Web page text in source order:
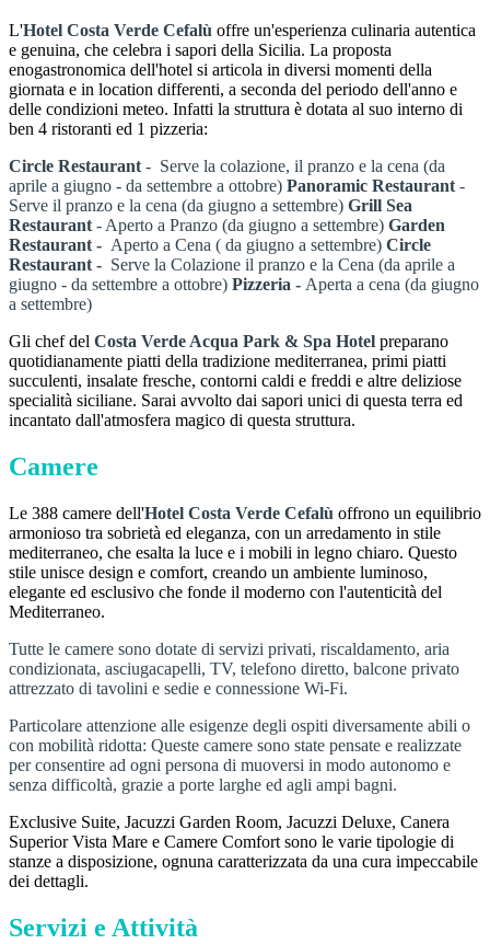
L'Hotel Costa Verde Cefalù offre un'esperienza culinaria autentica
e genuina, che celebra i sapori della Sicilia. La proposta
enogastronomica dell'hotel si articola in diversi momenti della
giornata e in location differenti, a seconda del periodo dell'anno e
delle condizioni meteo. Infatti la struttura è dotata al suo interno di
ben 4 ristoranti ed 1 pizzeria:
Circle Restaurant- Serve la colazione, il pranzo e la cena (da
aprile a giugno - da settembre a ottobre) Panoramic Restaurant-
Serve il pranzo e la cena (da giugno a settembre) Grill Sea
Restaurant- Aperto a Pranzo (da giugno a settembre) Garden
Restaurant - Aperto a Cena ( da giugno a settembre) Circle
Restaurant - Serve la Colazione il pranzo e la Cena (da aprile a
giugno - da settembre a ottobre) Pizzeria - Aperta a cena (da giugno
a settembre)
Gli chef del Costa Verde Acqua Park & Spa Hotel preparano
quotidianamente piatti della tradizione mediterranea, primi piatti
succulenti, insalate fresche, contorni caldi e freddi e altre deliziose
specialità siciliane. Sarai avvolto dai sapori unici di questa terra ed
incantato dall'atmosfera magico di questa struttura.
Camere
Le 388 camere dell'Hotel Costa Verde Cefalù offrono un equilibrio
armonioso tra sobrietà ed eleganza, con un arredamento in stile
mediterraneo, che esalta la luce e i mobili in legno chiaro. Questo
stile unisce design e comfort, creando un ambiente luminoso,
elegante ed esclusivo che fonde il moderno con l'autenticità del
Mediterraneo.
Tutte le camere sono dotate di servizi privati, riscaldamento, aria
condizionata, asciugacapelli, TV, telefono diretto, balcone privato
attrezzato di tavolini e sedie e connessione Wi-Fi.
Particolare attenzione alle esigenze degli ospiti diversamente abili o
con mobilità ridotta: Queste camere sono state pensate e realizzate
per consentire ad ogni persona di muoversi in modo autonomo e
senza difficoltà, grazie a porte larghe ed agli ampi bagni.
Exclusive Suite, Jacuzzi Garden Room, Jacuzzi Deluxe, Canera
Superior Vista Mare e Camere Comfort sono le varie tipologie di
stanze a disposizione, ognuna caratterizzata da una cura impeccabile
dei dettagli.
Servizi e Attività